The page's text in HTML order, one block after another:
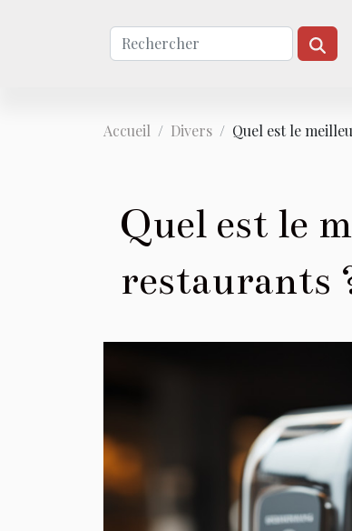
Accueil Divers Quel est le
Quel est le
restaurants